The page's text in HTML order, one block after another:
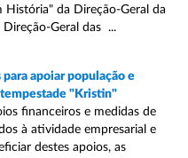
da Direção-Geral da
Direção-Geral das ...
apoiar população e
tempestade "Kristin"
financeiros e medidas de
à atividade empresarial e
destes apoios, as